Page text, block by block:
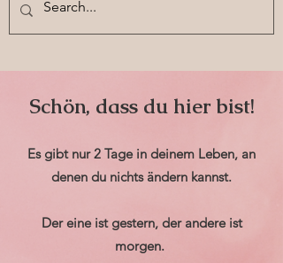
Schön, dass du hier bist!
Es gibt nur 2 Tage in deinem Leben, an
denen du nichts ändern kannst.
Der eine ist gestern, der andere ist
morgen.